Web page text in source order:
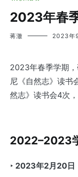
2023年春
蒋澈 2023年
2023年春季学期
尼《自然志》读书
然志》读书会4次
2022–2023
‣ 2023年2月20日